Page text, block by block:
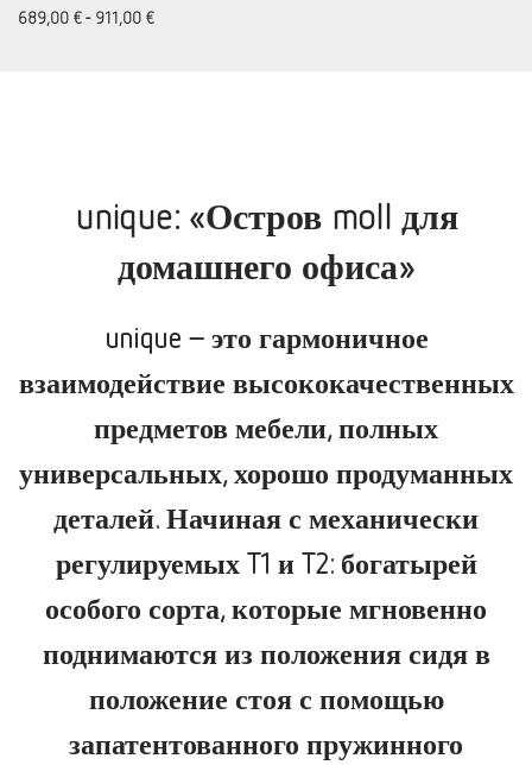
689,00 €- 911,00 €
unique: «Остров moll для
домашнего офиса»
unique – это гармоничное
взаимодействие высококачественных
предметов мебели, полных
универсальных, хорошо продуманных
деталей. Начиная с механически
регулируемых T1 и T2: богатырей
особого сорта, которые мгновенно
поднимаются из положения сидя в
положение стоя с помощью
запатентованного пружинного